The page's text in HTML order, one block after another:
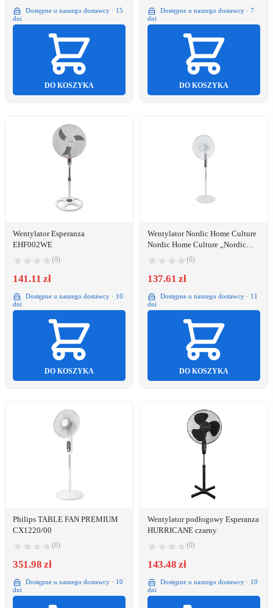
Dostępne u naszego dostawcy · 15
dni
DO KOSZYKA
Dostępne u naszego dostawcy · 7
dni
DO KOSZYKA
Wentylator Esperanza
EHF002WE
(0)
141.11 zł
Dostępne u naszego dostawcy · 10
dni
DO KOSZYKA
Wentylator Nordic Home Culture
Nordic Home Culture „Nordic
Home Floor“ ventiliatorius su
nuotolinio valdymo pultu, 40 cm,
žemas triukšmo lygis, laik
(0)
137.61 zł
Dostępne u naszego dostawcy · 11
dni
DO KOSZYKA
Philips TABLE FAN PREMIUM
CX1220/00
(0)
351.98 zł
Dostępne u naszego dostawcy · 10
dni
Wentylator podłogowy Esperanza
HURRICANE czarny
(0)
143.48 zł
Dostępne u naszego dostawcy · 10
dni